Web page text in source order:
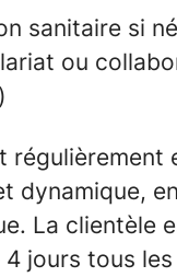
sanitaire si
ou
dynamique,
La clientèle
jours tous